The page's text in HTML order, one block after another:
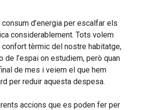
d’energia per escalfar els
considerablement. Tots volem
confort tèrmic del nostre habitatge,
de l’espai on estudiem, però quan
de mes i veiem el que hem
per reduir aquesta despesa.
accions que es poden fer per